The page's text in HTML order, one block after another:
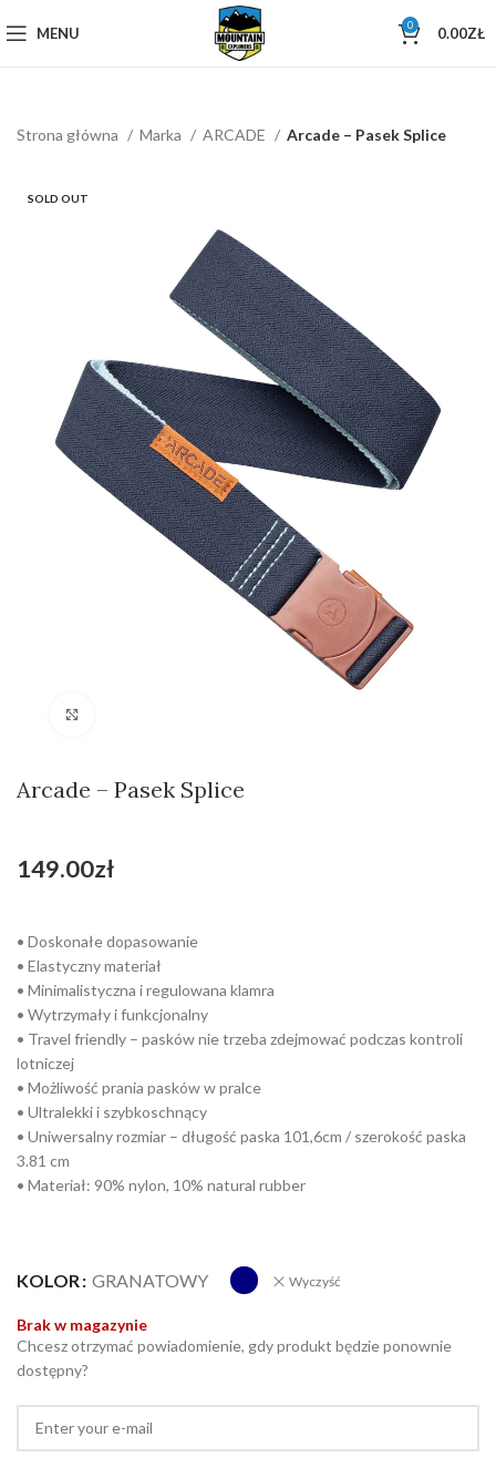
MENU 0 0.00ZŁ
Strona główna Marka ARCADE Arcade – Pasek Splice
SOLD OUT
Arcade – Pasek Splice
149.00zł
• Doskonałe dopasowanie
• Elastyczny materiał
• Minimalistyczna i regulowana klamra
• Wytrzymały i funkcjonalny
• Travel friendly – pasków nie trzeba zdejmować podczas kontroli
lotniczej
• Możliwość prania pasków w pralce
• Ultralekki i szybkoschnący
• Uniwersalny rozmiar – długość paska 101,6cm / szerokość paska
3.81 cm
• Materiał: 90% nylon, 10% natural rubber
KOLOR GRANATOWY Wyczyść
Brak w magazynie
Chcesz otrzymać powiadomienie, gdy produkt będzie ponownie
dostępny?